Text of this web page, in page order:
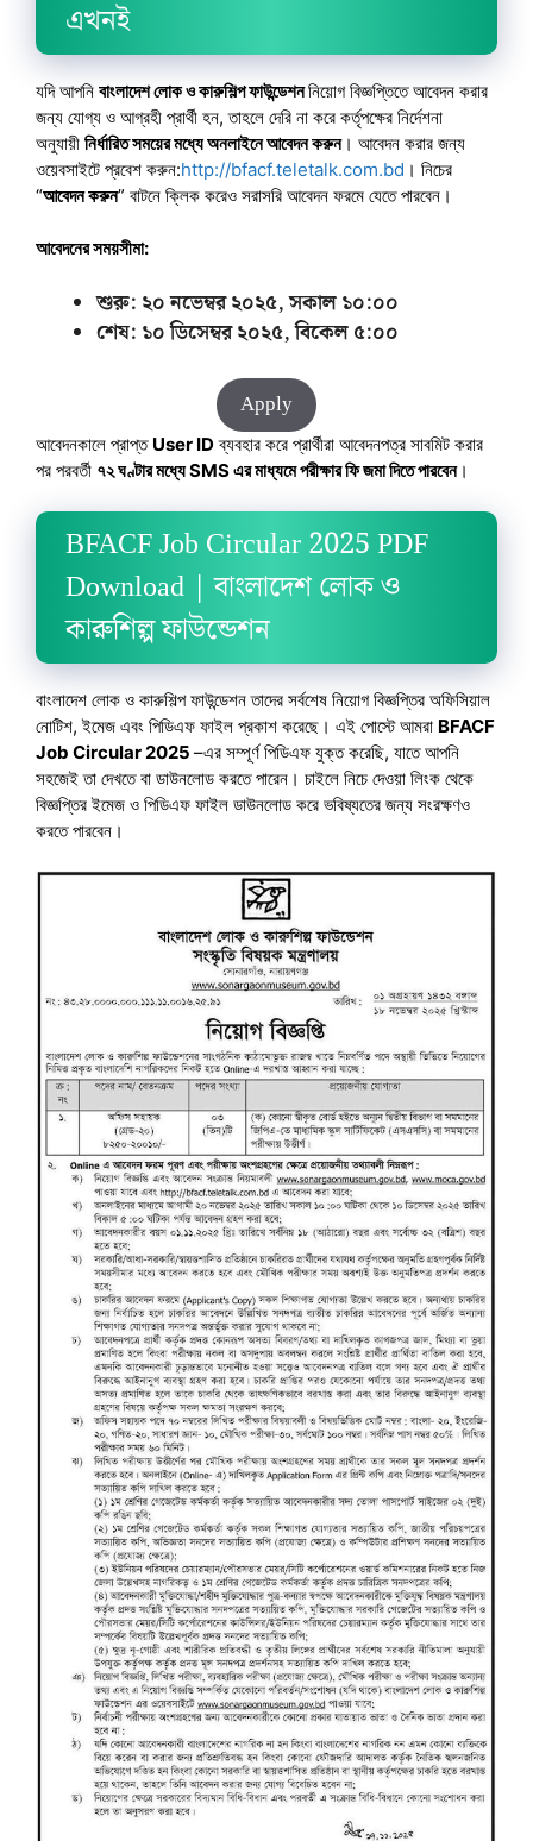
এখনই
যদি আপনি বাংলাদেশ লোক ও কারুশিল্প ফাউন্ডেশননিয়োগ বিজ্ঞপ্তিতে আবেদন করার
জন্য যোগ্য ও আগ্রহী প্রার্থী হন, তাহলে দেরি না করে কর্তৃপক্ষের নির্দেশনা
অনুযায়ী নির্ধারিত সময়ের মধ্যে অনলাইনে আবেদন করুন। আবেদন করার জন্য
ওয়েবসাইটে প্রবেশ করুন:http://bfacf.teletalk.com.bd । নিচের
“আবেদন করুন” বাটনে ক্লিক করেও সরাসরি আবেদন ফরমে যেতে পারবেন।
আবেদনের সময়সীমা:
শুরু: ২০ নভেম্বর ২০২৫, সকাল ১০:০০
শেষ: ১০ ডিসেম্বর২০২৫, বিকেল ৫:০০
Apply
আবেদনকালে প্রাপ্ত User IDব্যবহার করে প্রার্থীরা আবেদনপত্র সাবমিট করার
পর পরবর্তী ৭২ ঘণ্টার মধ্যে SMS এর মাধ্যমে পরীক্ষার ফি জমা দিতে পারবেন।
BFACF Job Circular 2025 PDF
Download | বাংলাদেশ লোক ও
কারুশিল্প ফাউন্ডেশন
বাংলাদেশ লোক ও কারুশিল্প ফাউন্ডেশন তাদের সর্বশেষ নিয়োগ বিজ্ঞপ্তির অফিসিয়াল
নোটিশ, ইমেজ এবং পিডিএফ ফাইল প্রকাশ করেছে। এই পোস্টে আমরা BFACF
Job Circular 2025 –এর সম্পূর্ণ পিডিএফ যুক্ত করেছি, যাতে আপনি
সহজেই তা দেখতে বা ডাউনলোড করতে পারেন। চাইলে নিচে দেওয়া লিংক থেকে
বিজ্ঞপ্তির ইমেজ ও পিডিএফ ফাইল ডাউনলোড করে ভবিষ্যতের জন্য সংরক্ষণও
করতে পারবেন।